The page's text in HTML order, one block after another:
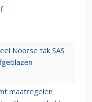
Noorse tak SAS
maatregelen